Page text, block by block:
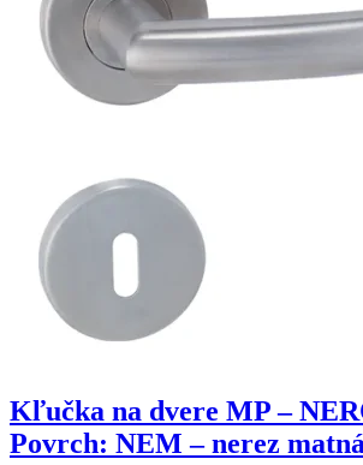
Kľučka na dvere MP –
Povrch: NEM – nerez matná